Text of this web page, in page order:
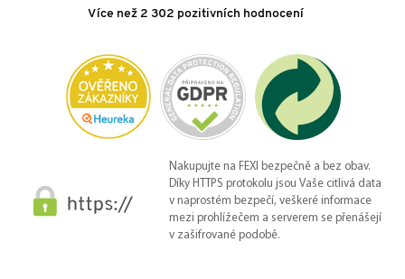
Více než 2 302 pozitivních hodnocení
Nakupujte na FEXI bezpečně a bez obav.
Díky HTTPS protokolu jsou Vaše citlivá data
v naprostém bezpečí, veškeré informace
mezi prohlížečem a serverem se přenášejí
v zašifrované podobě.